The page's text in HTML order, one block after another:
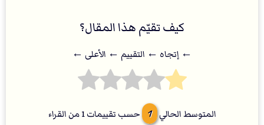
كيف تقيّم هذا المقال؟
← إتجاه ← التقييم ← اﻷعلى ←
المتوسط الحالي 1 حسب تقييمات1من القراء